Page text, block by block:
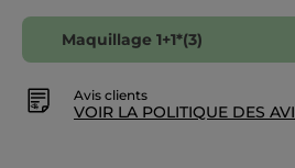
Maquillage 1+1*(3)
Avis clients
VOIR LA POLITIQUE DES